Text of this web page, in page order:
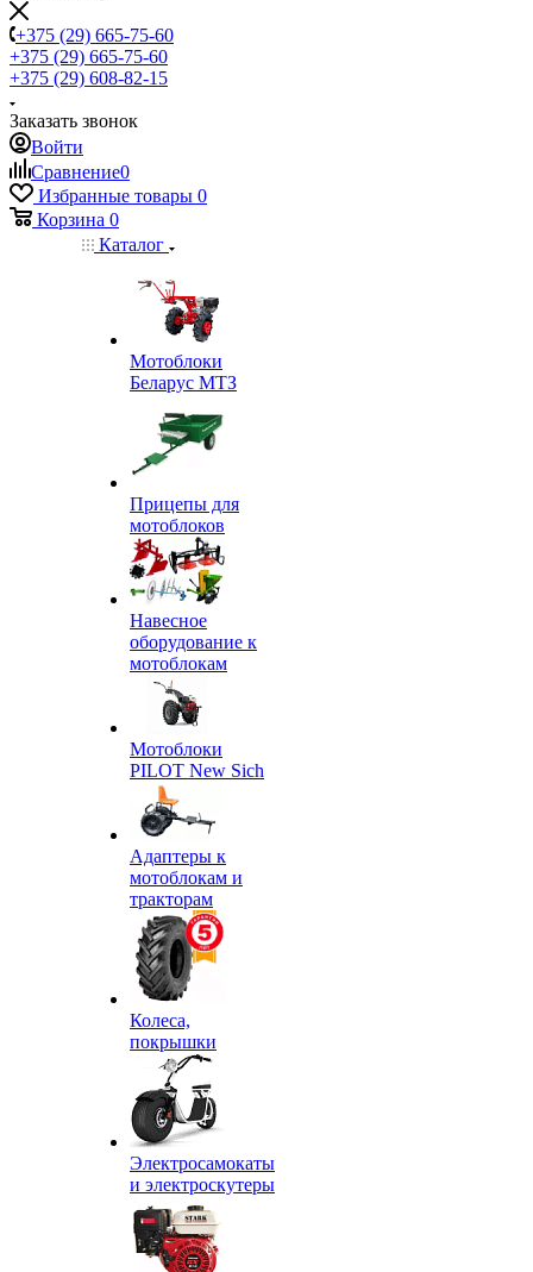
+375 (29) 665-75-60
+375 (29) 665-75-60
+375 (29) 608-82-15
Заказать звонок
Войти
Сравнение0
Избранные товары 0
Корзина 0
Каталог
Мотоблоки
Беларус МТЗ
Прицепы для
мотоблоков
Навесное
оборудование к
мотоблокам
Мотоблоки
PILOT New Sich
Адаптеры к
мотоблокам и
тракторам
Колеса,
покрышки
Электросамокаты
и электроскутеры